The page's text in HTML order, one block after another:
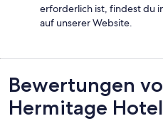
erforderlich ist, findest du
auf unserer Website.
Bewertungen
Bewertungen
Hermitage Hotel